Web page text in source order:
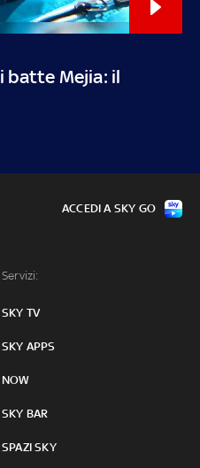
batte Mejia: il
Servizi:
SKY TV
SKY APPS
NOW
SKY BAR
SPAZI SKY
ACCEDI A SKY GO